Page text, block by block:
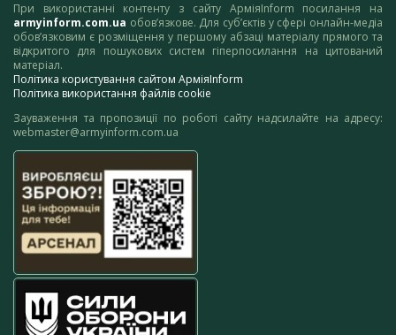
При використанні контенту з сайту АрміяInform посилання на
armyinform.com.ua обов’язкове. Для суб’єктів у сфері онлайн-медіа
обов’язковим є розміщення у першому абзаці матеріалу прямого та
відкритого для пошукових систем гіперпосилання на цитований
матеріал.
Політика користування сайтом АрміяInform
Політика використання файлів cookie
Зауваження та пропозиції по роботі сайту надсилайте на адресу:
webmaster@armyinform.com.ua